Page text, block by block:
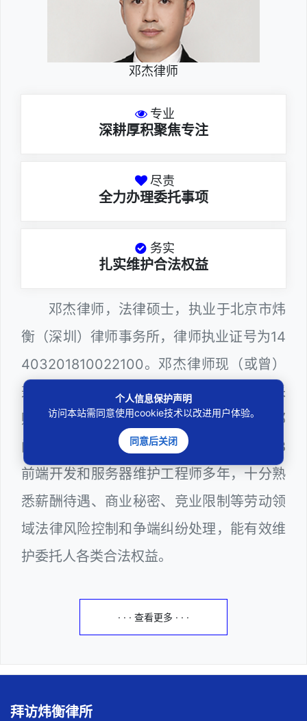
邓杰律师
专业
深耕厚积聚焦专注
尽责
全力办理委托事项
务实
扎实维护合法权益
邓杰律师，法律硕士，执业于北京市炜
衡（深圳）律师事务所，律师执业证号为14
403201810022100。邓杰律师现（或曾）
兼任深圳市人民政府听证员、深圳市政府采
购评审专家（法律类），深圳市某区政府部
门公职律师、计算机信息网络安全员、WEB
前端开发和服务器维护工程师多年，十分熟
悉薪酬待遇、商业秘密、竞业限制等劳动领
域法律风险控制和争端纠纷处理，能有效维
护委托人各类合法权益。
· · · 查看更多 · · ·
拜访炜衡律所
个人信息保护声明
访问本站需同意使用cookie技术以改进用户体验。
同意后关闭